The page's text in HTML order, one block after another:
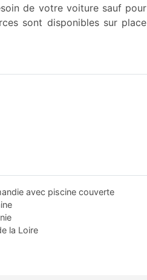
de votre voiture sauf pour
sont disponibles sur place
avec piscine couverte
la Loire